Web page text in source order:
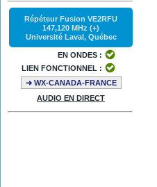
Répéteur Fusion VE2RFU
147,120 MHz (+)
Université Laval, Québec
EN ONDES :
LIEN FONCTIONNEL :
➜ WX-CANADA-FRANCE
AUDIO EN DIRECT